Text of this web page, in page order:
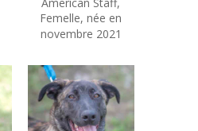
American Staff,
Femelle, née en
novembre 2021